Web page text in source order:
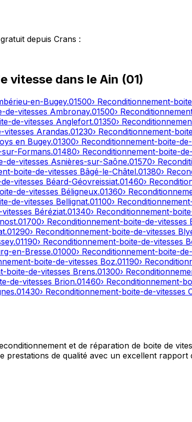
depuis Crans :
vitesse dans le Ain (01)
en-Bugey.01500› Reconditionnement-
de-vitesses Ambronay.01500›
de-vitesses Anglefort.01350›
vitesses Arandas.01230› Reconditionnement-
en Bugey.01300› Reconditionnement-boite-
Formans.01480› Reconditionnement-boite-
de-vitesses Asnières-sur-Saône.01570›
boite-de-vitesses Bâgé-le-Châtel.01380›
vitesses Béard-Géovreissiat.01460›
de-vitesses Béligneux.01360›
de-vitesses Bellignat.01100›
Béréziat.01340› Reconditionnement-
.01700› Reconditionnement-boite-de-vitesses
.01290› Reconditionnement-boite-de-vitesses
.01190› Reconditionnement-boite-de-vitesses
en-Bresse.01000› Reconditionnement-boite-
boite-de-vitesses Boz.01190›
boite-de-vitesses Brens.01300›
de-vitesses Brion.01460› Reconditionnement-
.01430› Reconditionnement-boite-de-vitesses
et de réparation de boite de
prestations de qualité avec un excellent rapport